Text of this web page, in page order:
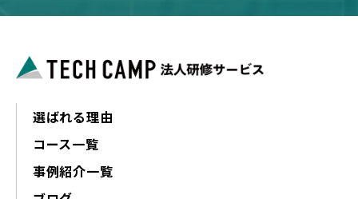
選ばれる理由
コース一覧
事例紹介一覧